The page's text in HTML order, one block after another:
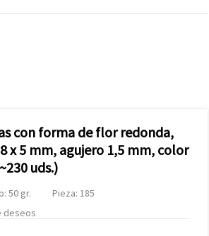
con forma de flor redonda,
x 5 mm, agujero 1,5 mm, color
uds.)
50 gr.
Pieza: 185
deseos